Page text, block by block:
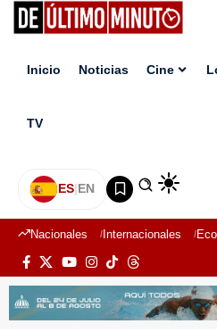
Inicio Noticias Cine
TV
ES|EN
Nacionales Internacionales